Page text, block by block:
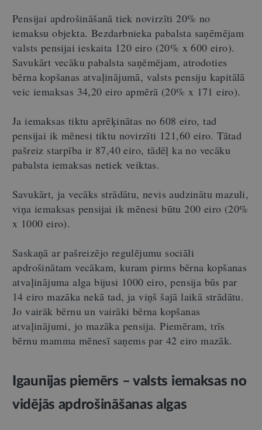
Pensijai apdrošināšanā tiek novirzīti 20% no
iemaksu objekta. Bezdarbnieka pabalsta saņēmējam
valsts pensijai ieskaita 120 eiro (20% x 600 eiro).
Savukārt vecāku pabalsta saņēmējam, atrodoties
bērna kopšanas atvaļinājumā, valsts pensiju kapitālā
veic iemaksas 34,20 eiro apmērā (20% x 171 eiro).
Ja iemaksas tiktu aprēķinātas no 608 eiro, tad
pensijai ik mēnesi tiktu novirzīti 121,60 eiro. Tātad
pašreiz starpība ir 87,40 eiro, tādēļ ka no vecāku
pabalsta iemaksas netiek veiktas.
Savukārt, ja vecāks strādātu, nevis audzinātu mazuli,
viņa iemaksas pensijai ik mēnesi būtu 200 eiro (20%
x 1000 eiro).
Saskaņā ar pašreizējo regulējumu sociāli
apdrošinātam vecākam, kuram pirms bērna kopšanas
atvaļinājuma alga bijusi 1000 eiro, pensija būs par
14 eiro mazāka nekā tad, ja viņš šajā laikā strādātu.
Jo vairāk bērnu un vairāki bērna kopšanas
atvaļinājumi, jo mazāka pensija. Piemēram, trīs
bērnu mamma mēnesī saņems par 42 eiro mazāk.
Igaunijas piemērs – valsts iemaksas no
vidējās apdrošināšanas algas